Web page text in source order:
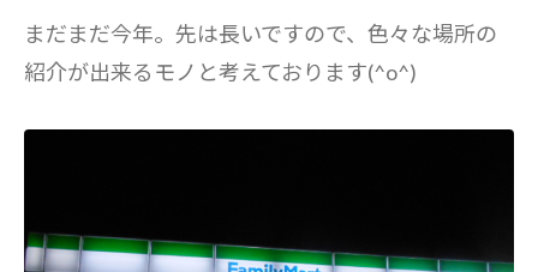
まだまだ今年。先は長いですので、色々な場所の
紹介が出来るモノと考えております(^o^)